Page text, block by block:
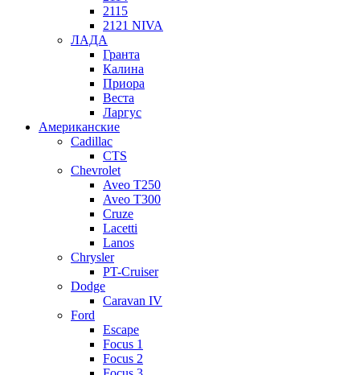
2115
2121 NIVA
ЛАДА
Гранта
Калина
Приора
Веста
Ларгус
Американские
Cadillac
CTS
Chevrolet
Aveo Т250
Aveo T300
Cruze
Lacetti
Lanos
Chrysler
PT-Cruiser
Dodge
Caravan IV
Ford
Escape
Focus 1
Focus 2